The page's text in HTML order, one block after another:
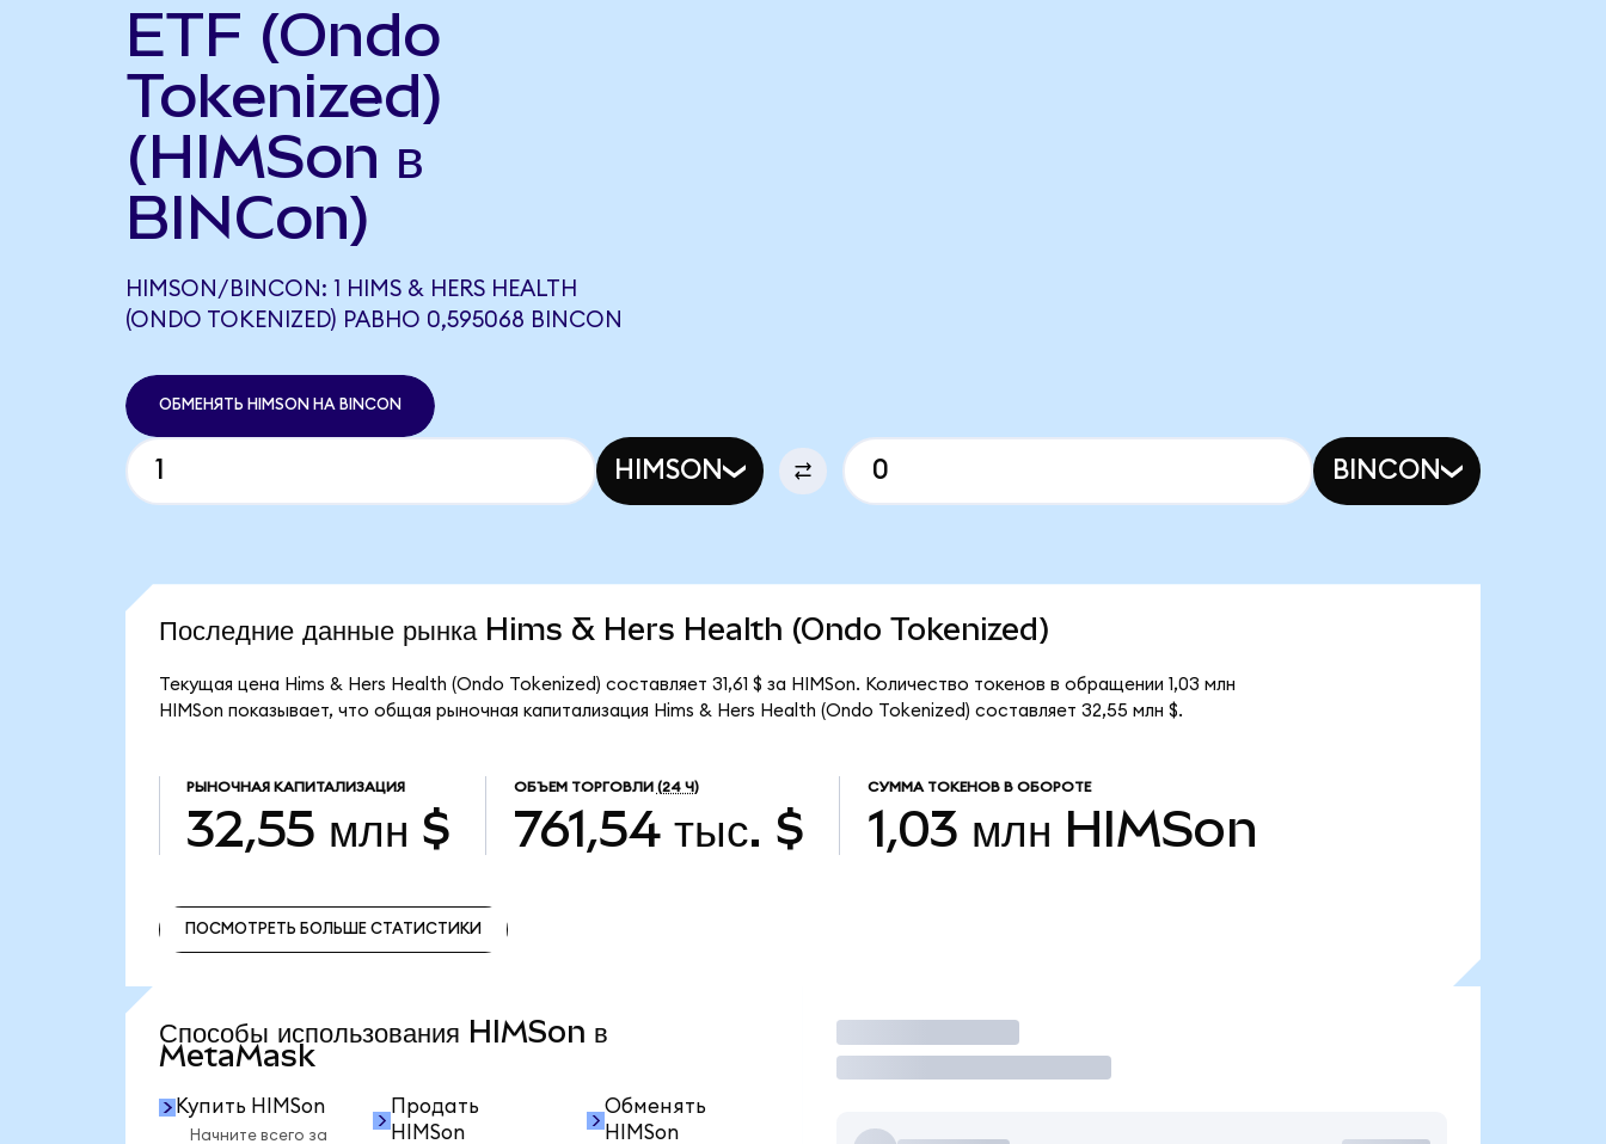
ETF (Ondo
Tokenized)
(HIMSon в
BINCon)
HIMSON/BINCON: 1 HIMS & HERS HEALTH
(ONDO TOKENIZED) РАВНО 0,595068 BINCON
ОБМЕНЯТЬ HIMSON НА BINCON
HIMSON BINCON
Последние данные рынка Hims & Hers Health (Ondo Tokenized)
Текущая цена Hims & Hers Health (Ondo Tokenized) составляет 31,61 $ за HIMSon. Количество токенов в обращении 1,03 млн
HIMSon показывает, что общая рыночная капитализация Hims & Hers Health (Ondo Tokenized) составляет 32,55 млн $.
РЫНОЧНАЯ КАПИТАЛИЗАЦИЯ
32,55 млн $
ОБЪЕМ ТОРГОВЛИ (24 Ч)
761,54 тыс. $
СУММА ТОКЕНОВ В ОБОРОТЕ
1,03 млн HIMSon
ПОСМОТРЕТЬ БОЛЬШЕ СТАТИСТИКИ
Способы использования HIMSon в
MetaMask
Купить HIMSon
Начните всего за
Продать
HIMSon
Обменять
HIMSon
Торговать